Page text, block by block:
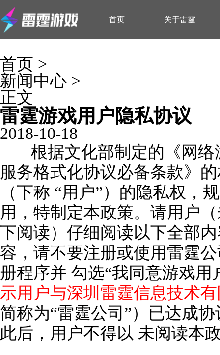
首页 关于雷霆
首页 >
新闻中心 >
正文
雷霆游戏用户隐私协议
2018-10-18
根据文化部制定的《网络
服务格式化协议必备条款》
（下称 “用户”）的隐私权，
用，特制定本政策。请用户
下阅读）仔细阅读以下全部
容，请不要注册或使用雷霆
册程序并 勾选“我同意游戏
示用户与深圳雷霆信息技术
简称为“雷霆公司”）已达成
此后，用户不得以 未阅读本